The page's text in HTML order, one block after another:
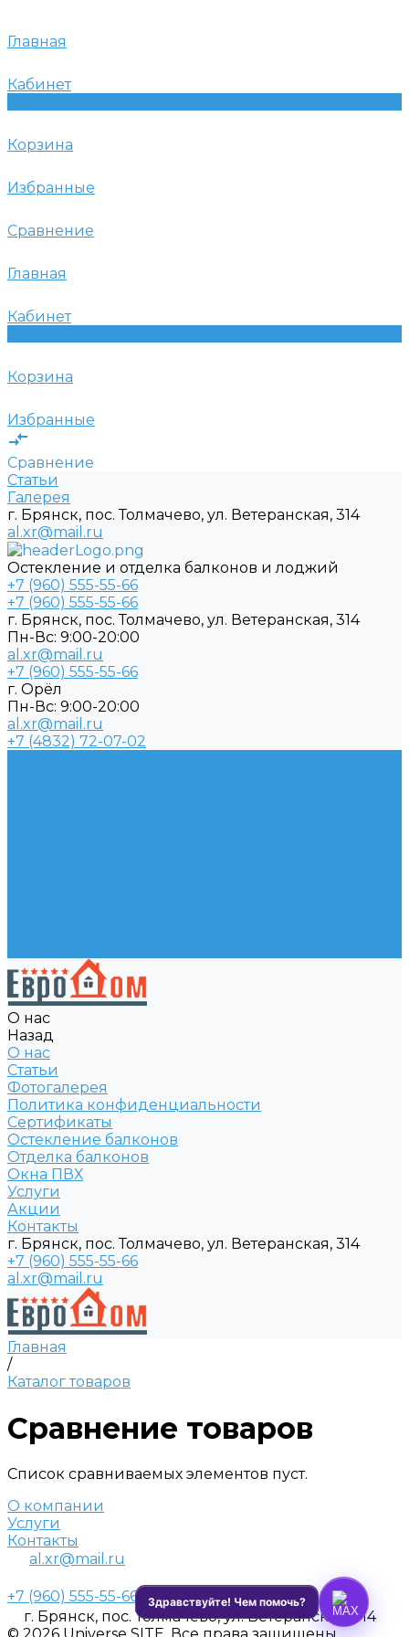
Главная
Кабинет
Корзина
Избранные
Сравнение
Главная
Кабинет
Корзина
Избранные
Сравнение
Статьи
Галерея
г. Брянск, пос. Толмачево, ул. Ветеранская, 314
al.xr@mail.ru
Остекление и отделка балконов и лоджий
+7 (960) 555-55-66
+7 (960) 555-55-66
г. Брянск, пос. Толмачево, ул. Ветеранская, 314
Пн-Вс: 9:00-20:00
al.xr@mail.ru
+7 (960) 555-55-66
г. Орёл
Пн-Вс: 9:00-20:00
al.xr@mail.ru
+7 (4832) 72-07-02
О нас
Назад
О нас
Статьи
Фотогалерея
Политика конфиденциальности
Сертификаты
Остекление балконов
Отделка балконов
Окна ПВХ
Услуги
Акции
Контакты
г. Брянск, пос. Толмачево, ул. Ветеранская, 314
+7 (960) 555-55-66
al.xr@mail.ru
Главная
/
Каталог товаров
Сравнение товаров
Список сравниваемых элементов пуст.
О компании
Услуги
Контакты
al.xr@mail.ru
+7 (960) 555-55-66
г. Брянск, пос. Толмачево, ул. Ветеранская, 314